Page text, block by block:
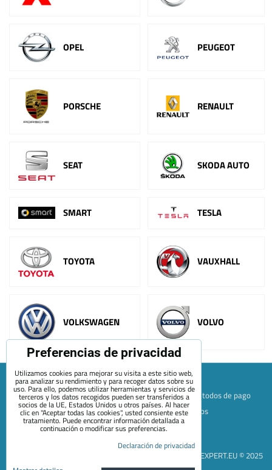
OPEL PEUGEOT
PORSCHE RENAULT
SEAT SKODA AUTO
SMART TESLA
TOYOTA VAUXHALL
VOLKSWAGEN VOLVO
Mapa de la página web Términos y condiciones
Métodos de pago
Envío y devolución
+420 722 689 252
Quiénes somos
Contacto
Blog
Declaración de privacidad
EVEXPERT.EU © 2025
Preferencias de privacidad
Utilizamos cookies para mejorar su visita a este sitio web,
para analizar su rendimiento y para recoger datos sobre su
uso. Para ello, podemos utilizar herramientas y servicios de
terceros y los datos recogidos pueden ser transferidos a
socios de la UE, Estados Unidos u otros países. Al hacer
clic en "Aceptar todas las cookies", usted consiente este
tratamiento. Puede encontrar información detallada a
continuación o modificar sus preferencias.
Declaración de privacidad